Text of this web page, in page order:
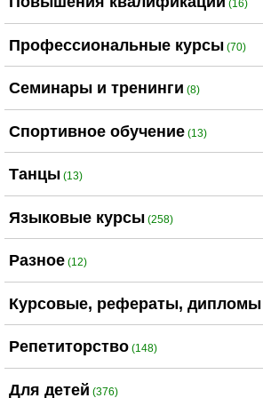
(16)
Профессиональные курсы (70)
Семинары и тренинги (8)
Спортивное обучение (13)
Танцы (13)
Языковые курсы (258)
Разное (12)
Курсовые, рефераты, дипломы
Репетиторство (148)
Для детей (376)